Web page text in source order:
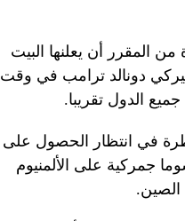
المقرر أن يعلنها البيت
دونالد ترامب في وقت
الدول تقريبا.
في انتظار الحصول على
جمركية على الألمنيوم
الصين.